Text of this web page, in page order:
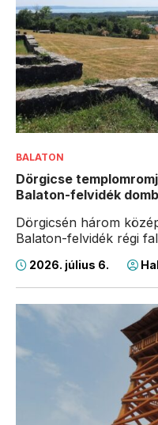
BALATON
Dörgicse
Balaton-felvidék
Dörgicsén három
Balaton-felvidék régi
2026. július 6.